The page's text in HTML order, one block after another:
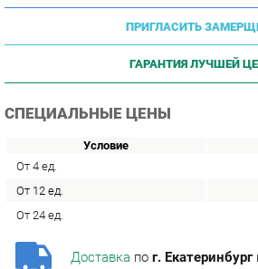
ГАРАНТИЯ ЛУЧШЕЙ
СПЕЦИАЛЬНЫЕ ЦЕНЫ
От 4 ед.
От 24 ед.